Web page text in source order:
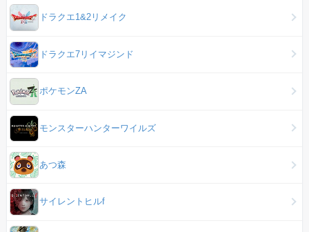
ドラクエ1&2リメイク
ドラクエ7リイマジンド
ポケモンZA
モンスターハンターワイルズ
あつ森
サイレントヒルf